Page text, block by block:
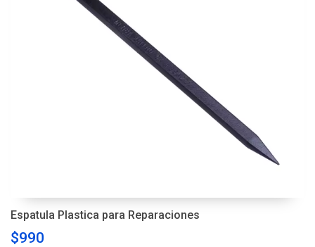
Espatula Plastica para Reparaciones
$990